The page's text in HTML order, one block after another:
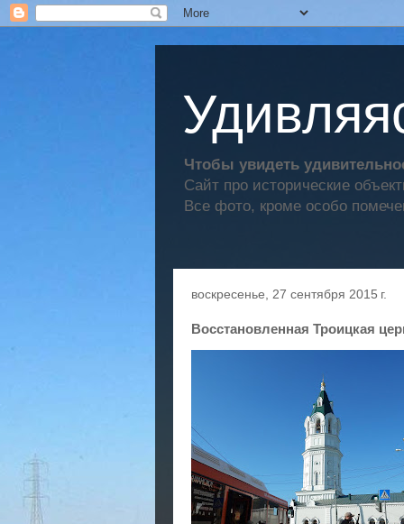
Чтобы увидеть
Сайт про исторические
Все фото, кроме особо
воскресенье, 27 сентября 2015 г.
Восстановленная Троицкая